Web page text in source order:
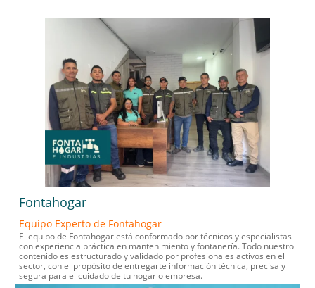
Fontahogar
Equipo Experto de Fontahogar
El equipo de Fontahogar está conformado por técnicos y especialistas
con experiencia práctica en mantenimiento y fontanería. Todo nuestro
contenido es estructurado y validado por profesionales activos en el
sector, con el propósito de entregarte información técnica, precisa y
segura para el cuidado de tu hogar o empresa.